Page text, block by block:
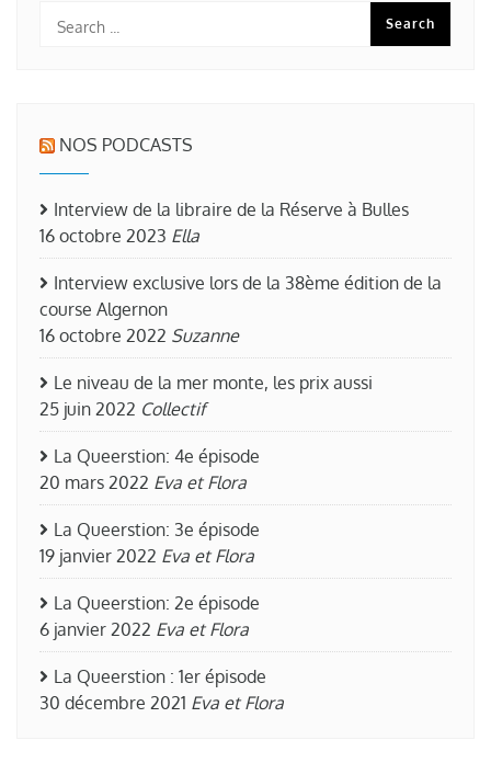
NOS PODCASTS
Interview de la libraire de la Réserve à Bulles
16 octobre 2023 Ella
Interview exclusive lors de la 38ème édition de la
course Algernon
16 octobre 2022 Suzanne
Le niveau de la mer monte, les prix aussi
25 juin 2022 Collectif
La Queerstion: 4e épisode
20 mars 2022 Eva et Flora
La Queerstion: 3e épisode
19 janvier 2022 Eva et Flora
La Queerstion: 2e épisode
6 janvier 2022 Eva et Flora
La Queerstion : 1er épisode
30 décembre 2021 Eva et Flora